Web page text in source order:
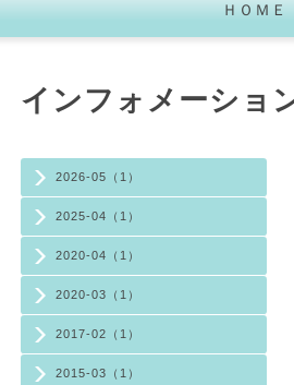
ＨＯＭＥ
2026-05（1）
2025-04（1）
2020-04（1）
2020-03（1）
2017-02（1）
2015-03（1）
インフォメーショ